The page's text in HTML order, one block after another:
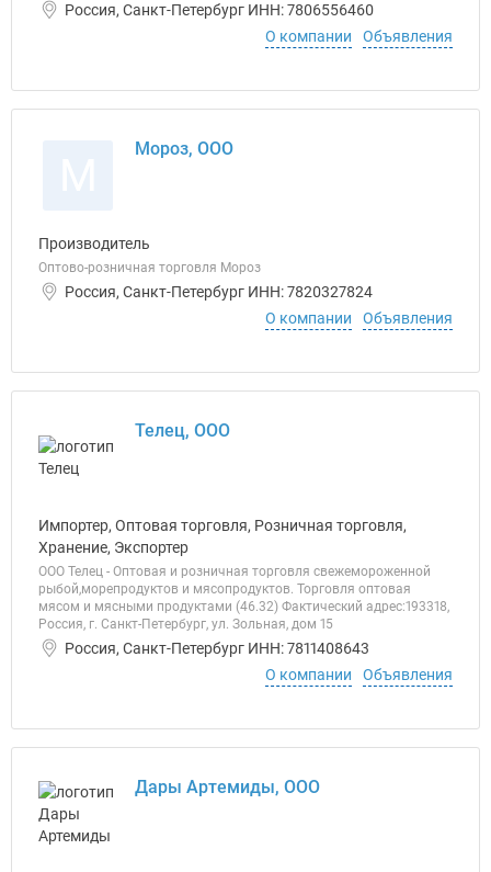
Россия, Санкт-Петербург ИНН: 7806556460
О компании
Объявления
Мороз, ООО
Производитель
Оптово-розничная торговля Мороз
Россия, Санкт-Петербург ИНН: 7820327824
О компании
Объявления
Телец, ООО
Импортер, Оптовая торговля, Розничная торговля,
Хранение, Экспортер
ООО Телец - Оптовая и розничная торговля свежемороженной
рыбой,морепродуктов и мясопродуктов. Торговля оптовая
мясом и мясными продуктами (46.32) Фактический адрес:193318,
Россия, г. Санкт-Петербург, ул. Зольная, дом 15
Россия, Санкт-Петербург ИНН: 7811408643
О компании
Объявления
Дары Артемиды, ООО